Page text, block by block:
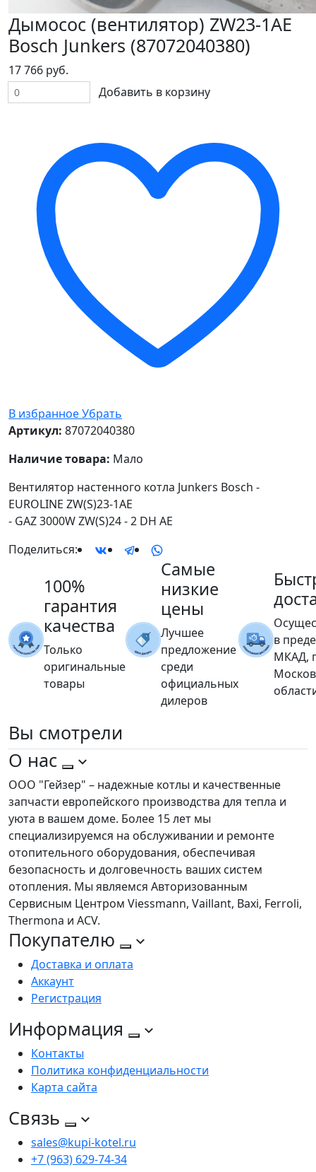
Дымосос (вентилятор) ZW23-1AE
Bosch Junkers (87072040380)
17 766 руб.
Добавить в корзину
В избранноеУбрать
Артикул: 87072040380
Наличие товара: Мало
Вентилятор настенного котла Junkers Bosch -
EUROLINE ZW(S)23-1AE
- GAZ 3000W ZW(S)24 - 2 DH AE
Поделиться:
100%
гарантия
качества
Только
оригинальные
товары
Самые
низкие
цены
Лучшее
предложение
среди
официальных
дилеров
в
МКАД,
Вы смотрели
О нас
ООО "Гейзер" – надежные котлы и качественные
запчасти европейского производства для тепла и
уюта в вашем доме. Более 15 лет мы
специализируемся на обслуживании и ремонте
отопительного оборудования, обеспечивая
безопасность и долговечность ваших систем
отопления. Мы являемся Авторизованным
Сервисным Центром Viessmann, Vaillant, Baxi, Ferroli,
Thermona и ACV.
Покупателю
Доставка и оплата
Аккаунт
Регистрация
Информация
Контакты
Политика конфиденциальности
Карта сайта
Связь
sales@kupi-kotel.ru
+7 (963) 629-74-34